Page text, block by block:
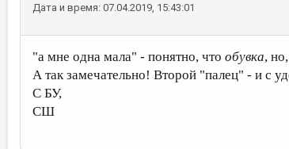
Дата и время: 07.04.2019, 15:43:01
"а мне одна мала" - понятно, что обувка,
А так замечательно! Второй "палец" - и с
С БУ,
СШ